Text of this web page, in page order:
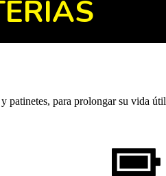
patinetes, para prolongar su vida útil